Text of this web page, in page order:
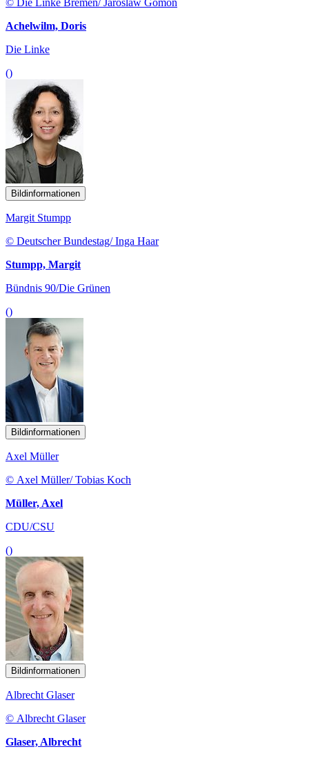
Achelwilm, Doris
Die Linke
()
Bildinformationen
Margit Stumpp
© Deutscher Bundestag/ Inga Haar
Stumpp, Margit
Bündnis 90/Die Grünen
()
Bildinformationen
Axel Müller
© Axel Müller/ Tobias Koch
Müller, Axel
CDU/CSU
()
Bildinformationen
Albrecht Glaser
© Albrecht Glaser
Glaser, Albrecht